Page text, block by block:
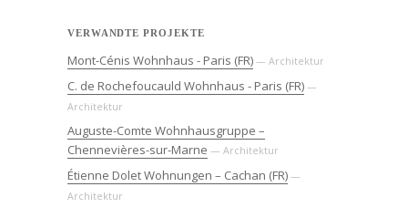
VERWANDTE PROJEKTE
Mont-Cénis Wohnhaus - Paris (FR) — Architektur
C. de Rochefoucauld Wohnhaus - Paris (FR) —
Architektur
Auguste-Comte Wohnhausgruppe –
Chennevières-sur-Marne — Architektur
Étienne Dolet Wohnungen – Cachan (FR) —
Architektur